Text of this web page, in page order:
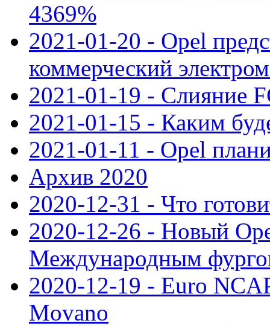
4369%
2021-01-20 - Opel
коммерческий
2021-01-19 - Слияние
2021-01-15 - Каким
2021-01-11 - Opel
Архив 2020
2020-12-31 - Что
2020-12-26 - Новый
Международным
2020-12-19 - Euro
Movano